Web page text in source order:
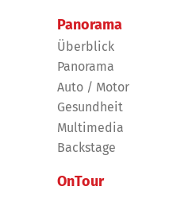
Panorama
Überblick
Panorama
Auto / Motor
Gesundheit
Multimedia
Backstage
OnTour